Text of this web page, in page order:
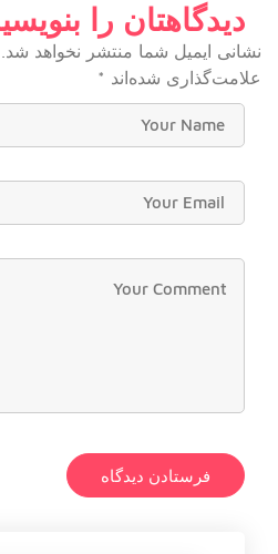
دیدگاهتان را
نشانی ایمیل شما منتشر نخواهد شد.
علامت‌گذاری شده‌اند *